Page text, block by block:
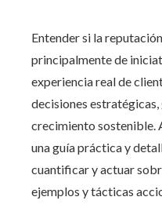
Entender si la
principalmente de
experiencia real de
decisiones
crecimiento sostenible.
una guía práctica y
cuantificar y actuar
ejemplos y tácticas